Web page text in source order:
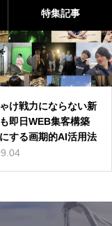
特集記事
け戦力にならない新
即日WEB集客構築
する画期的AI活用法
郎(ふかさくこうい
とは誰？自己紹介し